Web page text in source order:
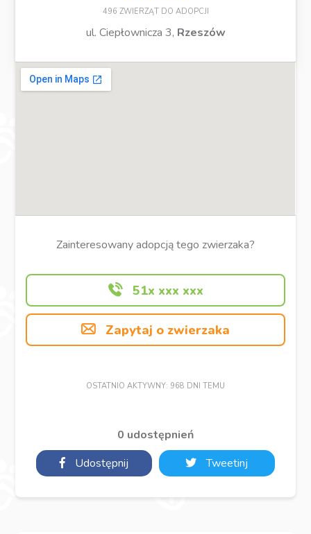
496 ZWIERZĄT DO ADOPCJI
ul. Ciepłownicza 3, Rzeszów
Zainteresowany adopcją tego zwierzaka?
51x xxx xxx
Zapytaj o zwierzaka
OSTATNIO AKTYWNY: 968 DNI TEMU
0 udostępnień
Udostępnij
Tweetinj